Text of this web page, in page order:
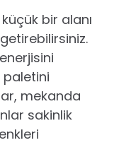
bir alanı
paletini
mekanda
sakinlik